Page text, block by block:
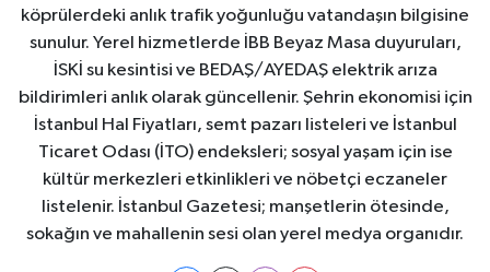
köprülerdeki anlık trafik yoğunluğu vatandaşın bilgisine
sunulur. Yerel hizmetlerde İBB Beyaz Masa duyuruları,
İSKİ su kesintisi ve BEDAŞ/AYEDAŞ elektrik arıza
bildirimleri anlık olarak güncellenir. Şehrin ekonomisi için
İstanbul Hal Fiyatları, semt pazarı listeleri ve İstanbul
Ticaret Odası (İTO) endeksleri; sosyal yaşam için ise
kültür merkezleri etkinlikleri ve nöbetçi eczaneler
listelenir. İstanbul Gazetesi; manşetlerin ötesinde,
sokağın ve mahallenin sesi olan yerel medya organıdır.